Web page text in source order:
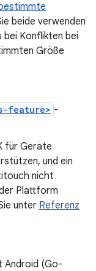
beide verwenden
bei Konflikten bei
Größe
feature> -
für Geräte
und ein
nicht
Plattform
unter Referenz
Android (Go-